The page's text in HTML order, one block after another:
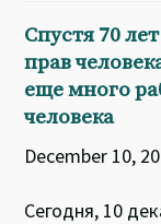
Спустя 70
прав
еще много
человека
December 10,
Сегодня, 10